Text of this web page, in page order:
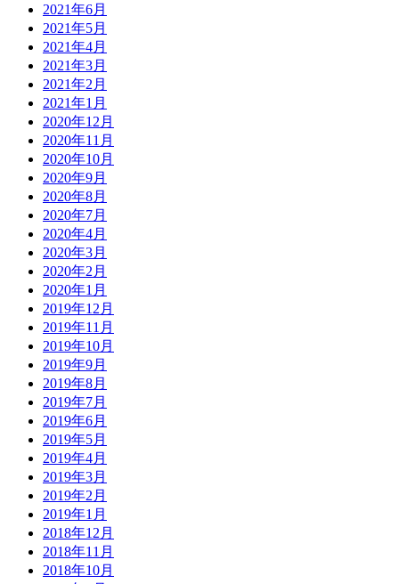
2021年6月
2021年5月
2021年4月
2021年3月
2021年2月
2021年1月
2020年12月
2020年11月
2020年10月
2020年9月
2020年8月
2020年7月
2020年4月
2020年3月
2020年2月
2020年1月
2019年12月
2019年11月
2019年10月
2019年9月
2019年8月
2019年7月
2019年6月
2019年5月
2019年4月
2019年3月
2019年2月
2019年1月
2018年12月
2018年11月
2018年10月